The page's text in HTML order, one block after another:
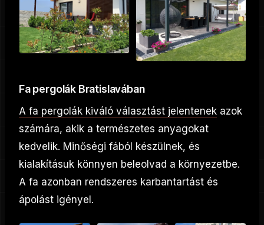
Fa pergolák Bratislavában
A fa pergolák kiváló választást jelentenek azok
számára, akik a természetes anyagokat
kedvelik. Minőségi fából készülnek, és
kialakításuk könnyen beleolvad a környezetbe.
A fa azonban rendszeres karbantartást és
ápolást igényel.